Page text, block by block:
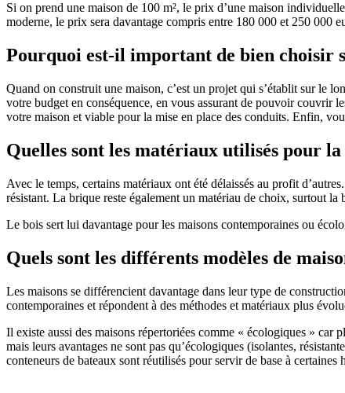
Si on prend une maison de 100 m², le prix d’une maison
moderne, le prix sera davantage compris entre 180 000 et 250 000
Pourquoi est-il important de bien choisir
Quand on construit une maison, c’est un projet qui s’établit sur le
votre budget en conséquence, en vous assurant de pouvoir couvrir
votre maison et viable pour la mise en place des conduits. Enfin,
Quelles sont les matériaux utilisés pour
Avec le temps, certains matériaux ont été délaissés au profit
résistant. La brique reste également un matériau de choix, surtout
Le bois sert lui davantage pour les maisons contemporaines ou
Quels sont les différents modèles de
Les maisons se différencient davantage dans leur type de
contemporaines et répondent à des méthodes et matériaux plus
Il existe aussi des maisons répertoriées comme « écologiques » car
mais leurs avantages ne sont pas qu’écologiques (isolantes,
conteneurs de bateaux sont réutilisés pour servir de base à